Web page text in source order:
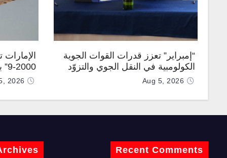
“إمبراير” تعزز قدرات القوات الجوية
الكولومبية في النقل الجوي والتزوّد
بالوقود جوًا من خلال تزويدها بطائرتي
Aug 5, 2026
المطورة
2026
Recent Comments